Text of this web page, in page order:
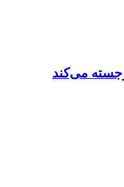
می‌کند